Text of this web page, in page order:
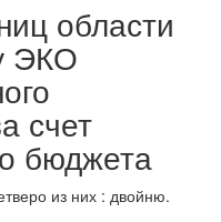
области
ЭКО
счет
бюджета
из них : двойню.